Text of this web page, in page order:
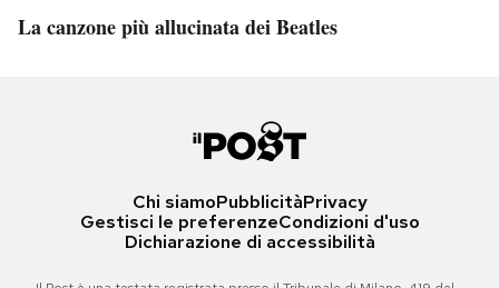
La canzone più allucinata dei Beatles
Chi siamoPubblicitàPrivacy
Gestisci le preferenzeCondizioni d'uso
Dichiarazione di accessibilità